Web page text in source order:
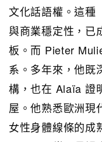
文化話語權。這種
與商業穩定性，已
板。而 Pieter
系。多年來，他既
構，也在 Alaïa 證
屋。他熟悉歐洲現
女性身體線條的成